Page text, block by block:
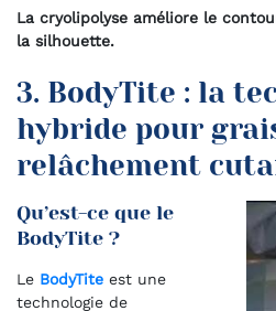
La cryolipolyse améliore le
la silhouette.
3. BodyTite : la
hybride pour
relâchement
Qu’est-ce que le
BodyTite ?
Le BodyTite est une
technologie de